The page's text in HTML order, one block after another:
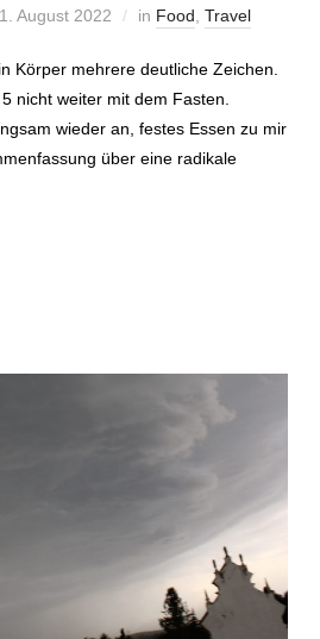
August 2022 in Food Travel
Körper mehrere deutliche Zeichen.
nicht weiter mit dem Fasten.
wieder an, festes Essen zu mir
über eine radikale